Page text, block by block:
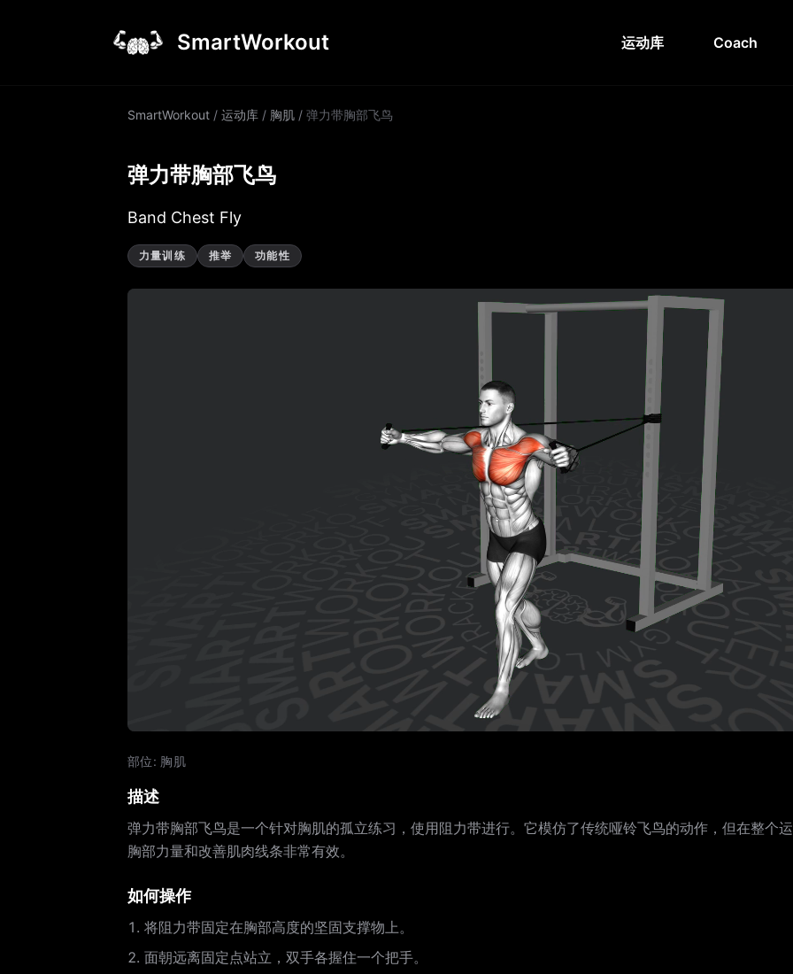
SmartWorkout 运动库 Coach
SmartWorkout / 运动库 / 胸肌 / 弹力带胸部飞鸟
弹力带胸部飞鸟
Band Chest Fly
力量训练 推举 功能性
部位: 胸肌
描述
弹力带胸部飞鸟是一个针对胸肌的孤立练习，使用阻力带进行。它模仿了传统哑铃飞鸟的动作，但在整个
胸部力量和改善肌肉线条非常有效。
如何操作
将阻力带固定在胸部高度的坚固支撑物上。
面朝远离固定点站立，双手各握住一个把手。